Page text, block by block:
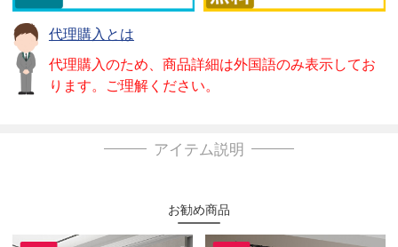
代理購入とは
代理購入のため、商品詳細は外国語のみ表示してお
ります。ご理解ください。
アイテム説明
お勧め商品